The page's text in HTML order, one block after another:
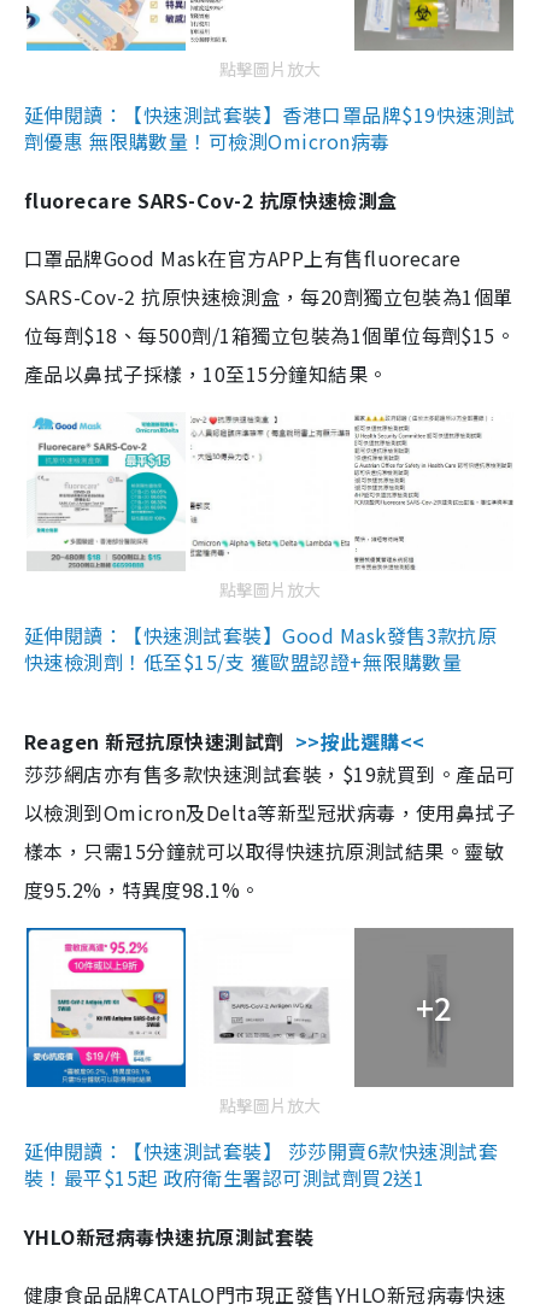
點擊圖片放大
延伸閱讀：【快速測試套裝】香港口罩品牌$19快速測試
劑優惠 無限購數量！可檢測Omicron病毒
fluorecare SARS-Cov-2 抗原快速檢測盒
口罩品牌Good Mask在官方APP上有售fluorecare
SARS-Cov-2 抗原快速檢測盒，每20劑獨立包裝為1個單
位每劑$18、每500劑/1箱獨立包裝為1個單位每劑$15。
產品以鼻拭子採樣，10至15分鐘知結果。
點擊圖片放大
延伸閱讀：【快速測試套裝】Good Mask發售3款抗原
快速檢測劑！低至$15/支 獲歐盟認證+無限購數量
Reagen 新冠抗原快速測試劑 >>按此選購<<
莎莎網店亦有售多款快速測試套裝，$19就買到。產品可
以檢測到Omicron及Delta等新型冠狀病毒，使用鼻拭子
樣本，只需15分鐘就可以取得快速抗原測試結果。靈敏
度95.2%，特異度98.1%。
+2
點擊圖片放大
延伸閱讀：【快速測試套裝】 莎莎開賣6款快速測試套
裝！最平$15起 政府衛生署認可測試劑買2送1
YHLO新冠病毒快速抗原測試套裝
健康食品品牌CATALO門市現正發售YHLO新冠病毒快速